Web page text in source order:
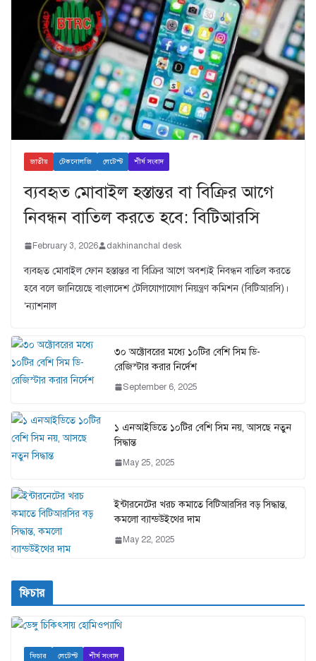
জাতীয় টেকনোলজি লেটেস্ট শীর্ষ সংবাদ
ব্যবহৃত মোবাইল হস্তান্তর বা বিক্রির আগে
নিবন্ধন বাতিল করতে হবে: বিটিআরসি
February 3, 2026 dakhinanchal desk
ব্যবহৃত মোবাইল ফোন হস্তান্তর বা বিক্রির আগে অবশ্যই নিবন্ধন বাতিল করতে
হবে বলে জানিয়েছে বাংলাদেশ টেলিযোগাযোগ নিয়ন্ত্রণ কমিশন (বিটিআরসি)।
‘ন্যাশনাল
৩০ অক্টোবরের মধ্যে ১০টির বেশি সিম ডি-
রেজিস্টার করার নির্দেশ
September 6, 2025
১ এনআইডিতে ১০টির বেশি সিম নয়, আসছে নতুন
সিদ্ধান্ত
May 25, 2025
ইন্টারনেটের খরচ কমাতে বিটিআরসির বড় সিদ্ধান্ত,
কমলো ব্যান্ডউইথের দাম
May 22, 2025
ফিচার
ফিচার লেটেস্ট শীর্ষ সংবাদ